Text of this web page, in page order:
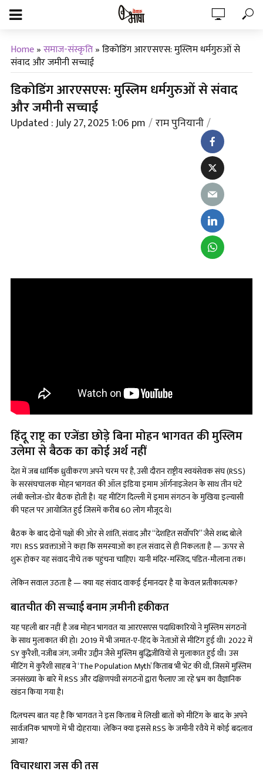
Home»समाज-संस्कृति»डिकोडिंग आरएसएस: मुस्लिम धर्मगुरुओं से
संवाद और जमीनी सच्चाई
डिकोडिंग आरएसएस: मुस्लिम धर्मगुरुओं से संवाद
और जमीनी सच्चाई
Updated : July 27, 2025 1:06 pm राम पुनियानी
हिंदू राष्ट्र का एजेंडा छोड़े बिना मोहन भागवत की मुस्लिम
उलेमा से बैठक का कोई अर्थ नहीं
देश में जब धार्मिक ध्रुवीकरण अपने चरम पर है, उसी दौरान राष्ट्रीय स्वयंसेवक संघ (RSS)
के सरसंघचालक मोहन भागवत की ऑल इंडिया इमाम ऑर्गनाइजेशन के साथ तीन घंटे
लंबी क्लोज-डोर बैठक होती है। यह मीटिंग दिल्ली में इमाम संगठन के मुखिया इल्यासी
की पहल पर आयोजित हुई जिसमें करीब 60 लोग मौजूद थे।
बैठक के बाद दोनों पक्षों की ओर से शांति, संवाद और “देशहित सर्वोपरि” जैसे शब्द बोले
गए। RSS प्रवक्ताओं ने कहा कि समस्याओं का हल संवाद से ही निकलता है — ऊपर से
शुरू होकर यह संवाद नीचे तक पहुंचना चाहिए। यानी मंदिर-मस्जिद, पंडित-मौलाना तक।
लेकिन सवाल उठता है — क्या यह संवाद वाकई ईमानदार है या केवल प्रतीकात्मक?
बातचीत की सच्चाई बनाम ज़मीनी हकीकत
यह पहली बार नहीं है जब मोहन भागवत या आरएसएस पदाधिकारियों ने मुस्लिम संगठनों
के साथ मुलाकात की हो। 2019 में भी जमात-ए-हिंद के नेताओं से मीटिंग हुई थी। 2022 में
SY कुरैशी, नजीब जंग, जमीर उद्दीन जैसे मुस्लिम बुद्धिजीवियों से मुलाकात हुई थी। उस
मीटिंग में कुरैशी साहब ने ‘The Population Myth’ किताब भी भेंट की थी, जिसमें मुस्लिम
जनसंख्या के बारे में RSS और दक्षिणपंथी संगठनों द्वारा फैलाए जा रहे भ्रम का वैज्ञानिक
खंडन किया गया है।
दिलचस्प बात यह है कि भागवत ने इस किताब में लिखी बातों को मीटिंग के बाद के अपने
सार्वजनिक भाषणों में भी दोहराया। लेकिन क्या इससे RSS के जमीनी रवैये में कोई बदलाव
आया?
विचारधारा जस की तस